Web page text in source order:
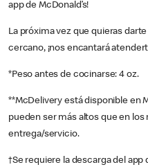
app de McDonald’s!
La próxima vez que quieras
cercano, ¡nos encantará
*Peso antes de cocinarse: 4 oz.
**McDelivery está disponible en
pueden ser más altos que en
entrega/servicio.
†Se requiere la descarga del